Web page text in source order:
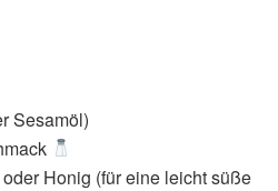
Sesamöl)
Honig (für eine leicht süße